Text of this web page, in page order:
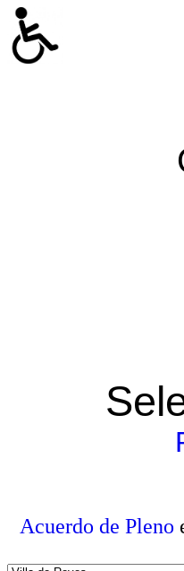
Acuerdo de Pleno